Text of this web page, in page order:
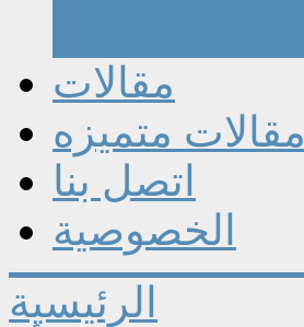
مقالات
مقالات متميزه
اتصل بنا
الخصوصية
الرئيسية